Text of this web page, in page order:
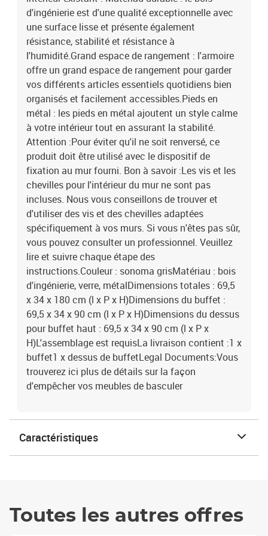
d'ingénierie est d'une qualité exceptionnelle avec
une surface lisse et présente également
résistance, stabilité et résistance à
l'humidité.Grand espace de rangement : l'armoire
offre un grand espace de rangement pour garder
vos différents articles essentiels quotidiens bien
organisés et facilement accessibles.Pieds en
métal : les pieds en métal ajoutent un style calme
à votre intérieur tout en assurant la stabilité.
Attention :Pour éviter qu'il ne soit renversé, ce
produit doit être utilisé avec le dispositif de
fixation au mur fourni. Bon à savoir :Les vis et les
chevilles pour l'intérieur du mur ne sont pas
incluses. Nous vous conseillons de trouver et
d'utiliser des vis et des chevilles adaptées
spécifiquement à vos murs. Si vous n'êtes pas sûr,
vous pouvez consulter un professionnel. Veuillez
lire et suivre chaque étape des
instructions.Couleur : sonoma grisMatériau : bois
d'ingénierie, verre, métalDimensions totales : 69,5
x 34 x 180 cm (l x P x H)Dimensions du buffet :
69,5 x 34 x 90 cm (l x P x H)Dimensions du dessus
pour buffet haut : 69,5 x 34 x 90 cm (l x P x
H)L'assemblage est requisLa livraison contient :1 x
buffet1 x dessus de buffetLegal Documents:Vous
trouverez ici plus de détails sur la façon
d'empêcher vos meubles de basculer
Caractéristiques
Toutes les autres offres